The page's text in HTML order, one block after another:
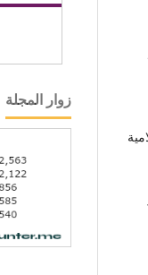
زوار المجلة